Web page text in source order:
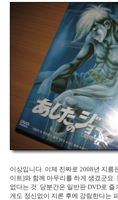
이상입니다. 이제 진짜로 2008년 지름
이트]와 함께 마무리를 하게 생겼군요
없다는 것. 당분간은 일반판 DVD로 즐
게도 정신없이 지른 후에 강림한다는